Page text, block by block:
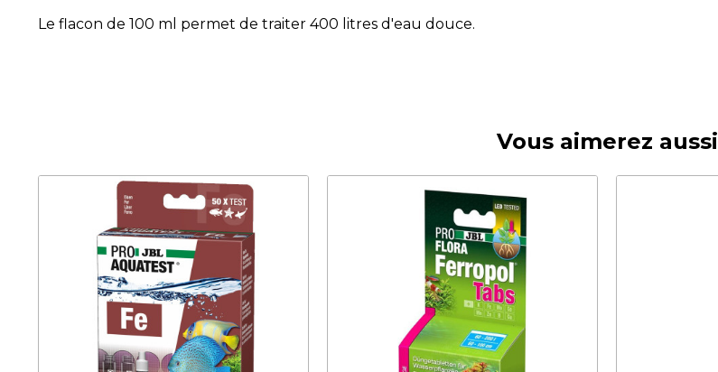
Le flacon de 100 ml permet de traiter 400 litres d'eau douce.
Vous aimerez aussi